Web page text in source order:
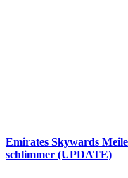
Emirates Skywards
schlimmer (UPDATE)